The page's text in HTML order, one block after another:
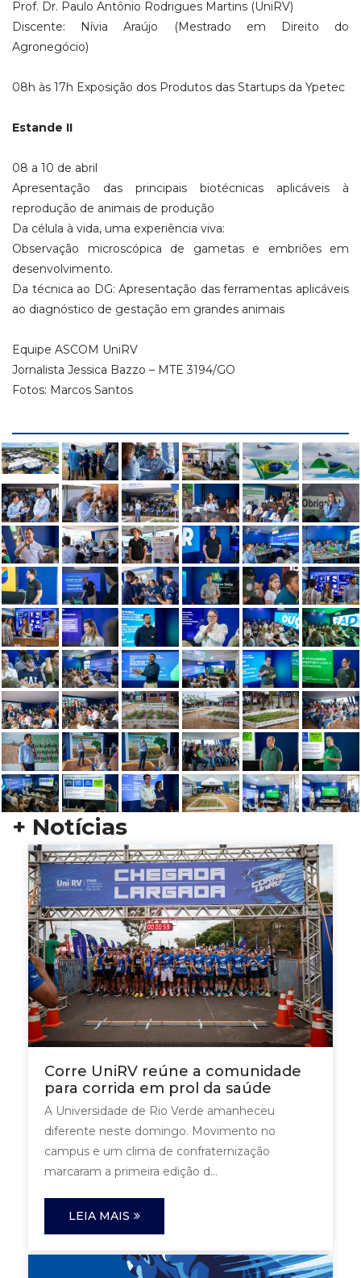
Prof. Dr. Paulo Antônio Rodrigues Martins (UniRV)
Discente: Nívia Araújo (Mestrado em Direito do
Agronegócio)
08h às 17h Exposição dos Produtos das Startups da Ypetec
Estande II
08 a 10 de abril
Apresentação das principais biotécnicas aplicáveis à
reprodução de animais de produção
Da célula à vida, uma experiência viva:
Observação microscópica de gametas e embriões em
desenvolvimento.
Da técnica ao DG: Apresentação das ferramentas aplicáveis
ao diagnóstico de gestação em grandes animais
Equipe ASCOM UniRV
Jornalista Jessica Bazzo – MTE 3194/GO
Fotos: Marcos Santos
+ Notícias
Corre UniRV reúne a comunidade
para corrida em prol da saúde
A Universidade de Rio Verde amanheceu
diferente neste domingo. Movimento no
campus e um clima de confraternização
marcaram a primeira edição d...
LEIA MAIS